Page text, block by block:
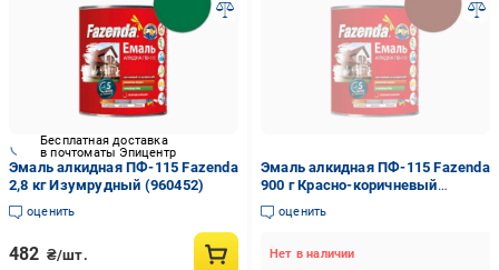
Бесплатная доставка
в почтоматы Эпицентр
Эмаль алкидная ПФ-115 Fazenda
2,8 кг Изумрудный (960452)
оценить
482 ₴/шт.
Эмаль алкидная ПФ-115 Fazenda
900 г Красно-коричневый
(960436)
оценить
Нет в наличии